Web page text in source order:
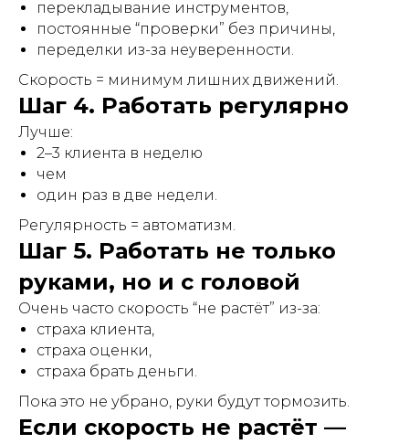
перекладывание инструментов,
постоянные “проверки” без причины,
переделки из-за неуверенности.
Скорость = минимум лишних движений.
Шаг 4. Работать регулярно
Лучше:
2–3 клиента в неделю
чем
один раз в две недели.
Регулярность = автоматизм.
Шаг 5. Работать не только
руками, но и с головой
Очень часто скорость “не растёт” из-за:
страха клиента,
страха оценки,
страха брать деньги.
Пока это не убрано, руки будут тормозить.
Если скорость не растёт —